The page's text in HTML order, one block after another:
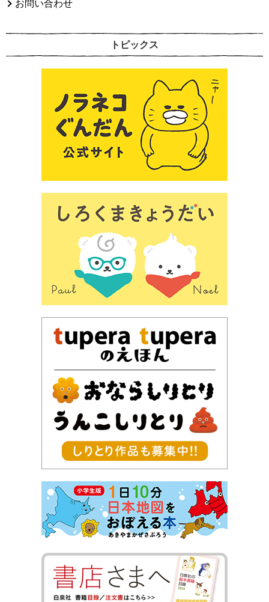
お問い合わせ
トピックス